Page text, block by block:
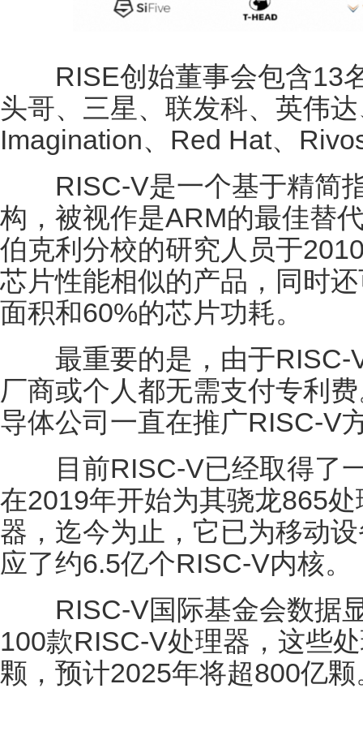
RISE创始董事会包含13
头哥、三星、联发科、英伟
Imagination、Red Hat、
RISC-V是一个基于精简指
构，被视作是ARM的最佳替
伯克利分校的研究人员于
芯片性能相似的产品，同时
面积和60%的芯片功耗。
最重要的是，由于RISC-V
厂商或个人都无需支付专利
导体公司一直在推广RISC-V
目前RISC-V已经取得了一
在2019年开始为其骁龙865
器，迄今为止，它已为移动
应了约6.5亿个RISC-V内核。
RISC-V国际基金会数据显
100款RISC-V处理器，这些
颗，预计2025年将超800亿颗